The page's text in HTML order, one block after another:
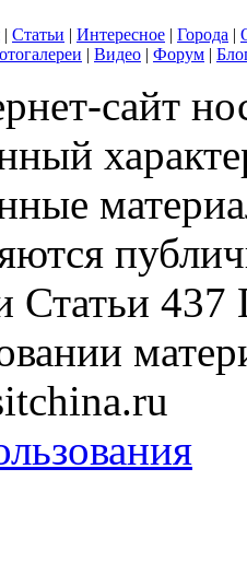
| Статьи | Интересное | Города |
| Видео | Форум |
сайт
Статьи 437